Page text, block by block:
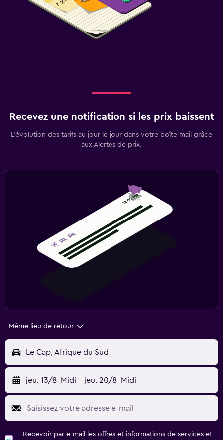
Recevez une notification si les prix baissent
L’évolution des tarifs au jour le jour dans votre boîte mail grâce
aux Alertes de prix.
Même lieu de retour
Le Cap, Afrique du Sud
jeu. 13/8 Midi - jeu. 20/8 Midi
Recevoir par e-mail les offres et informations de services et